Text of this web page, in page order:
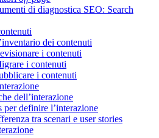
di diagnostica SEO: Search
dei contenuti
i contenuti
i contenuti
i contenuti
dell’interazione
per definire l’interazione
tra scenari e user stories